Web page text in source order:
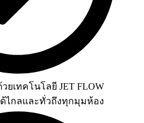
ยเทคโนโลยี JET FLOW
ด้ไกลและทั่วถึงทุกมุมห้อง